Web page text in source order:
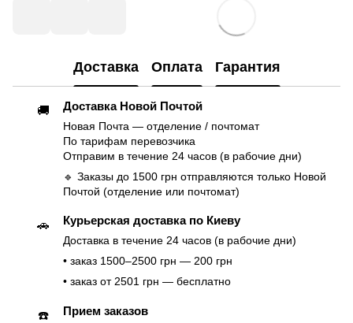
Доставка Оплата Гарантия
🚚 Доставка Новой Почтой
Новая Почта — отделение / почтомат
По тарифам перевозчика
Отправим в течение 24 часов (в рабочие дни)
🔹 Заказы до 1500 грн отправляются только Новой
Почтой (отделение или почтомат)
🚗 Курьерская доставка по Киеву
Доставка в течение 24 часов (в рабочие дни)
• заказ 1500–2500 грн — 200 грн
• заказ от 2501 грн — бесплатно
☎️ Прием заказов